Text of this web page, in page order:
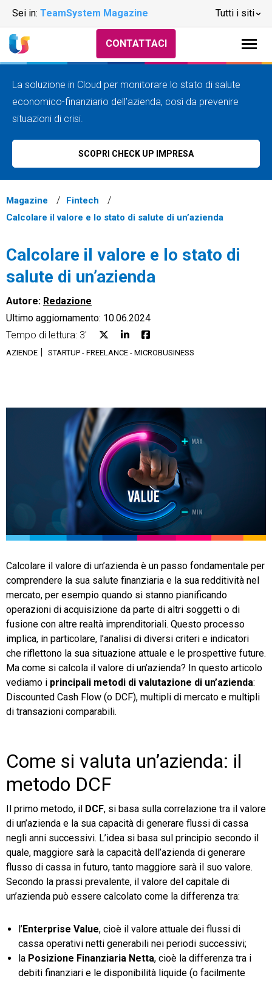
Sei in: TeamSystem Magazine Tutti i siti
CRM
Financial Solutions
TeamSystem Corporate
TeamSystem Store
CONTATTACI
La soluzione in Cloud per monitorare lo stato di salute
economico-finanziario dell’azienda, così da prevenire
situazioni di crisi.
SCOPRI CHECK UP IMPRESA
Magazine
Fintech
Calcolare il valore e lo stato di salute di un’azienda
Calcolare il valore e lo stato di
salute di un’azienda
Autore: Redazione
Ultimo aggiornamento: 10.06.2024
Tempo di lettura: 3'
AZIENDE STARTUP - FREELANCE - MICROBUSINESS
Calcolare il valore di un’azienda è un passo fondamentale per
comprendere la sua salute finanziaria e la sua redditività nel
mercato, per esempio quando si stanno pianificando
operazioni di acquisizione da parte di altri soggetti o di
fusione con altre realtà imprenditoriali. Questo processo
implica, in particolare, l’analisi di diversi criteri e indicatori
che riflettono la sua situazione attuale e le prospettive future.
Ma come si calcola il valore di un’azienda? In questo articolo
vediamo i principali metodi di valutazione di un’azienda:
Discounted Cash Flow (o DCF), multipli di mercato e multipli
di transazioni comparabili.
Come si valuta un’azienda: il
metodo DCF
Il primo metodo, il DCF, si basa sulla correlazione tra il valore
di un’azienda e la sua capacità di generare flussi di cassa
negli anni successivi. L’idea si basa sul principio secondo il
quale, maggiore sarà la capacità dell’azienda di generare
flusso di cassa in futuro, tanto maggiore sarà il suo valore.
Secondo la prassi prevalente, il valore del capitale di
un’azienda può essere calcolato come la differenza tra:
l’Enterprise Value, cioè il valore attuale dei flussi di
cassa operativi netti generabili nei periodi successivi;
la Posizione Finanziaria Netta, cioè la differenza tra i
debiti finanziari e le disponibilità liquide (o facilmente